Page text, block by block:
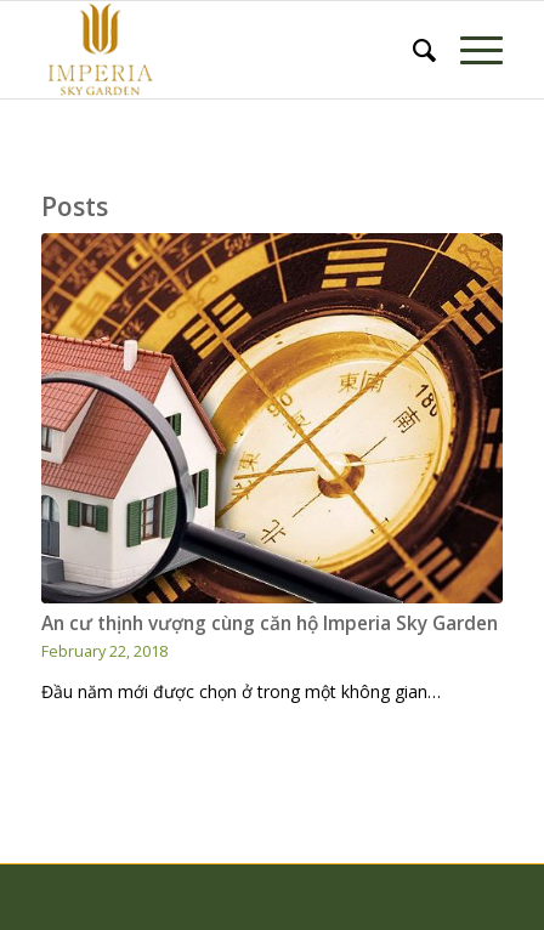
Posts
An cư thịnh vượng cùng căn hộ Imperia Sky Garden
February 22, 2018
Đầu năm mới được chọn ở trong một không gian…